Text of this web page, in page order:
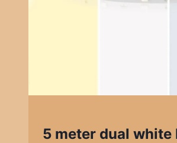
5 meter dual white